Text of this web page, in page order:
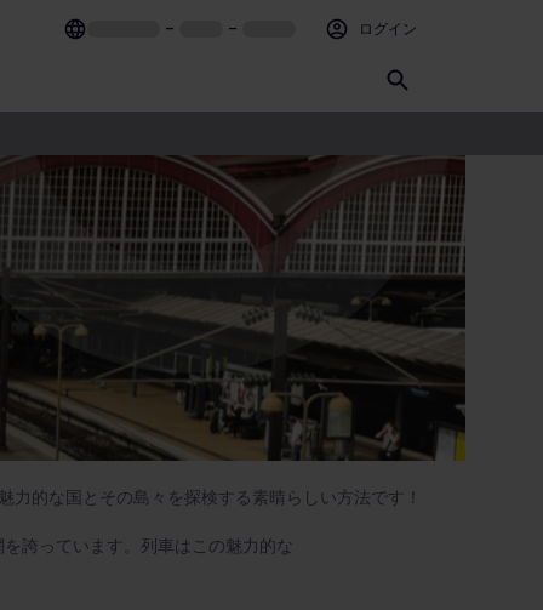
– – ログイン
的な国とその島々を探検する素晴らしい方法です！
誇っています。列車はこの魅力的な